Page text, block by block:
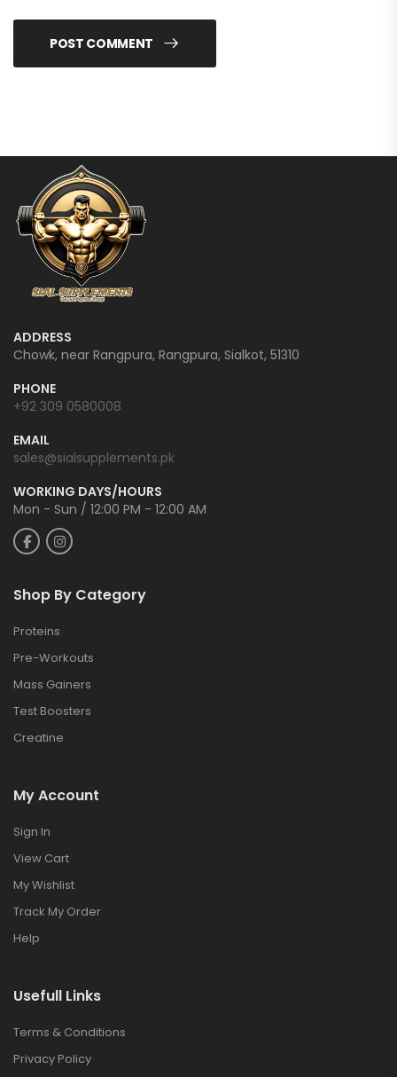
POST COMMENT
ADDRESS
Chowk, near Rangpura, Rangpura, Sialkot, 51310
PHONE
+92 309 0580008
EMAIL
sales@sialsupplements.pk
WORKING DAYS/HOURS
Mon - Sun / 12:00 PM - 12:00 AM
Shop By Category
Proteins
Pre-Workouts
Mass Gainers
Test Boosters
Creatine
My Account
Sign In
View Cart
My Wishlist
Track My Order
Help
Usefull Links
Terms & Conditions
Privacy Policy